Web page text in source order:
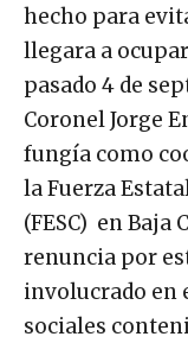
hecho para
llegara a
pasado 4 de
Coronel Jorge
fungía como
la Fuerza
(FESC) en
renuncia por
involucrado en
sociales